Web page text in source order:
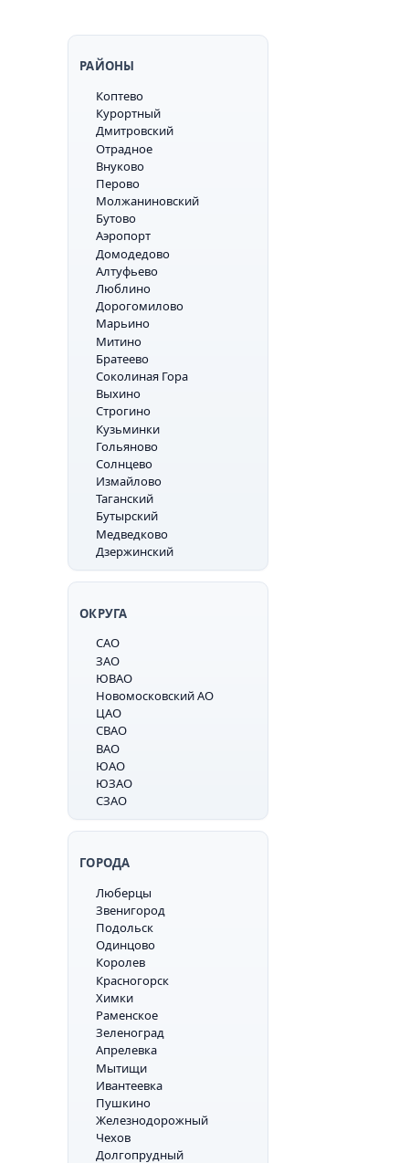
РАЙОНЫ
Коптево
Курортный
Дмитровский
Отрадное
Внуково
Перово
Молжаниновский
Бутово
Аэропорт
Домодедово
Алтуфьево
Люблино
Дорогомилово
Марьино
Митино
Братеево
Соколиная Гора
Выхино
Строгино
Кузьминки
Гольяново
Солнцево
Измайлово
Таганский
Бутырский
Медведково
Дзержинский
ОКРУГА
САО
ЗАО
ЮВАО
Новомосковский АО
ЦАО
СВАО
ВАО
ЮАО
ЮЗАО
СЗАО
ГОРОДА
Люберцы
Звенигород
Подольск
Одинцово
Королев
Красногорск
Химки
Раменское
Зеленоград
Апрелевка
Мытищи
Ивантеевка
Пушкино
Железнодорожный
Чехов
Долгопрудный